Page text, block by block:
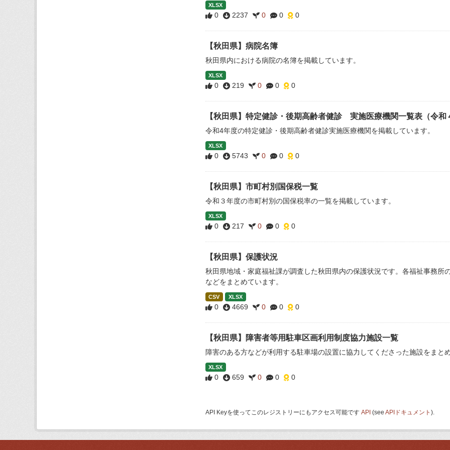
XLSX
0 2237 0 0 0
【秋田県】病院名簿
秋田県内における病院の名簿を掲載しています。
XLSX
0 219 0 0 0
【秋田県】特定健診・後期高齢者健診 実施医療機関一覧表（令和
令和4年度の特定健診・後期高齢者健診実施医療機関を掲載しています。
XLSX
0 5743 0 0 0
【秋田県】市町村別国保税一覧
令和３年度の市町村別の国保税率の一覧を掲載しています。
XLSX
0 217 0 0 0
【秋田県】保護状況
秋田県地域・家庭福祉課が調査した秋田県内の保護状況です。各福祉事務所
などをまとめています。
CSV XLSX
0 4669 0 0 0
【秋田県】障害者等用駐車区画利用制度協力施設一覧
障害のある方などが利用する駐車場の設置に協力してくださった施設をまと
XLSX
0 659 0 0 0
API Keyを使ってこのレジストリーにもアクセス可能です API (see APIドキュメント ).